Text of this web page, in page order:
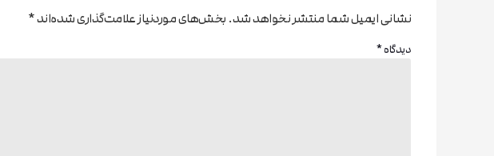
نشانی ایمیل شما منتشر نخواهد شد. بخش‌های موردنیاز علامت‌گذاری شده‌اند*
دیدگاه*